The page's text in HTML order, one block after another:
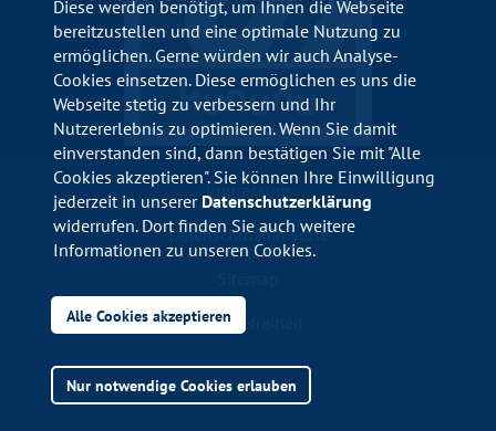
Impressum
Datenschutzhinweise
Barrierefreiheit
Diese werden benötigt, um Ihnen die Webseite
bereitzustellen und eine optimale Nutzung zu
ermöglichen. Gerne würden wir auch Analyse-
Cookies einsetzen. Diese ermöglichen es uns die
Webseite stetig zu verbessern und Ihr
Nutzererlebnis zu optimieren. Wenn Sie damit
einverstanden sind, dann bestätigen Sie mit "Alle
Cookies akzeptieren". Sie können Ihre Einwilligung
jederzeit in unserer Datenschutzerklärung
widerrufen. Dort finden Sie auch weitere
Informationen zu unseren Cookies.
Alle Cookies akzeptieren
Nur notwendige Cookies erlauben